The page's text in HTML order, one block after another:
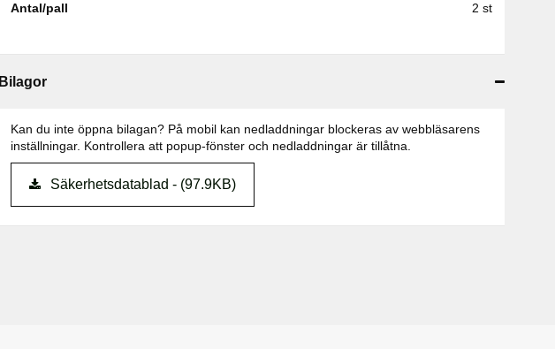
Antal/pall 2 st
Bilagor
Kan du inte öppna bilagan? På mobil kan nedladdningar blockeras av webbläsarens
inställningar. Kontrollera att popup-fönster och nedladdningar är tillåtna.
Säkerhetsdatablad - (97.9KB)